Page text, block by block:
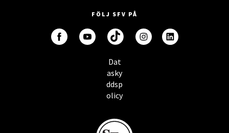
FÖLJ SFV PÅ
Dat
asky
ddsp
olicy